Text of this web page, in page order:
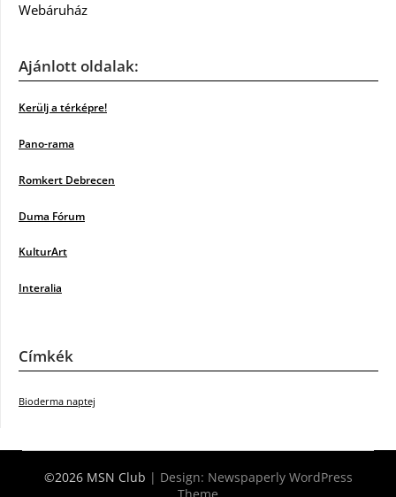
Webáruház
Ajánlott oldalak:
Kerülj a térképre!
Pano-rama
Romkert Debrecen
Duma Fórum
KulturArt
Interalia
Címkék
Bioderma naptej
©2026 MSN Club | Design: Newspaperly WordPress